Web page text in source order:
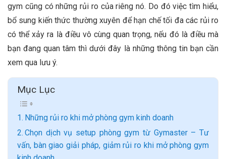
gym cũng có những rủi ro của riêng nó. Do đó việc tìm hiểu,
bổ sung kiến thức thường xuyên để hạn chế tối đa các rủi ro
có thể xảy ra là điều vô cùng quan trọng, nếu đó là điều mà
bạn đang quan tâm thì dưới đây là những thông tin bạn cần
xem qua lưu ý.
Mục Lục
Những rủi ro khi mở phòng gym kinh doanh
Chọn dịch vụ setup phòng gym từ Gymaster – Tư
vấn, bàn giao giải pháp, giảm rủi ro khi mở phòng gym